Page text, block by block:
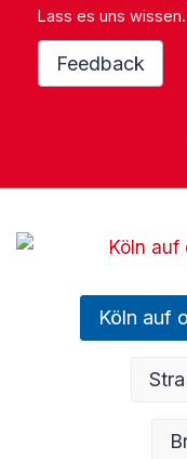
Lass es uns wissen.
Feedback
Köln auf